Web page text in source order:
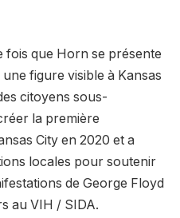
fois que Horn se présente
figure visible à Kansas
citoyens sous-
la première
City en 2020 et a
locales pour soutenir
de George Floyd
au VIH / SIDA.